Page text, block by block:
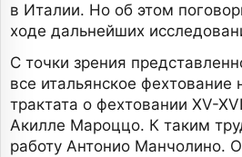
в Италии. Но об этом
ходе дальнейших
С точки зрения
все итальянское фехтование
трактата о фехтовании XV-
Акилле Мароццо. К таким
работу Антонио Манчолино.